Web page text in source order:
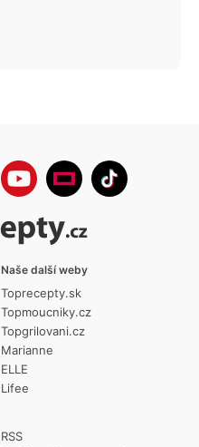
RSS
Naše další weby
Toprecepty.sk
Topmoucniky.cz
Topgrilovani.cz
Marianne
ELLE
Lifee